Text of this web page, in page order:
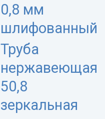
0,8 мм
шлифованный
Труба
нержавеющая
50,8
зеркальная